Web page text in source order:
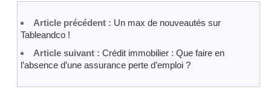
Article précédent : Un max de nouveautés sur
Tableandco !
Article suivant : Crédit immobilier : Que faire en
l’absence d’une assurance perte d’emploi ?